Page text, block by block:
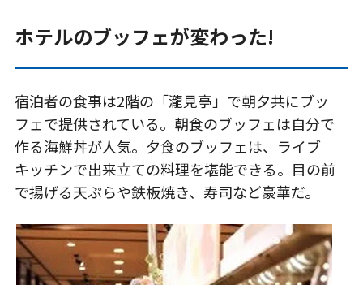
ホテルのブッフェが変わった!
宿泊者の食事は2階の「瀧見亭」で朝夕共にブッ
フェで提供されている。朝食のブッフェは自分で
作る海鮮丼が人気。夕食のブッフェは、ライブ
キッチンで出来立ての料理を堪能できる。目の前
で揚げる天ぷらや鉄板焼き、寿司など豪華だ。